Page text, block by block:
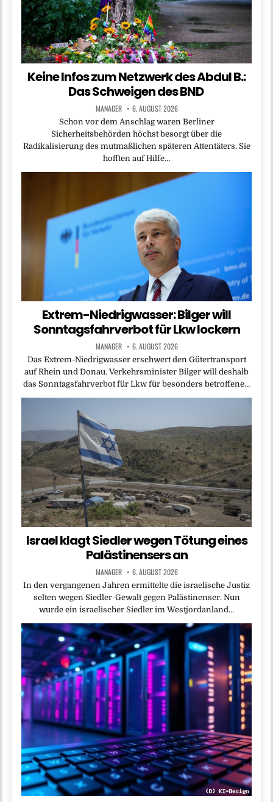
Keine Infos zum Netzwerk des Abdul B.:
Das Schweigen des BND
MANAGER 6. AUGUST 2026
Schon vor dem Anschlag waren Berliner
Sicherheitsbehörden höchst besorgt über die
Radikalisierung des mutmaßlichen späteren Attentäters. Sie
hofften auf Hilfe…
Extrem-Niedrigwasser: Bilger will
Sonntagsfahrverbot für Lkw lockern
MANAGER 6. AUGUST 2026
Das Extrem-Niedrigwasser erschwert den Gütertransport
auf Rhein und Donau. Verkehrsminister Bilger will deshalb
das Sonntagsfahrverbot für Lkw für besonders betroffene…
Israel klagt Siedler wegen Tötung eines
Palästinensers an
MANAGER 6. AUGUST 2026
In den vergangenen Jahren ermittelte die israelische Justiz
selten wegen Siedler-Gewalt gegen Palästinenser. Nun
wurde ein israelischer Siedler im Westjordanland…